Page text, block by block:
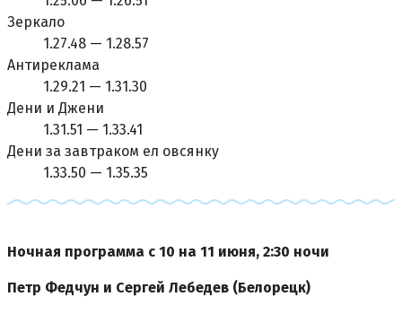
Зеркало
1.27.48 — 1.28.57
Антиреклама
1.29.21 — 1.31.30
Дени и Джени
1.31.51 — 1.33.41
Дени за завтраком ел овсянку
1.33.50 — 1.35.35
Ночная программа с 10 на 11 июня, 2:30 ночи
Петр Федчун и Сергей Лебедев (Белорецк)